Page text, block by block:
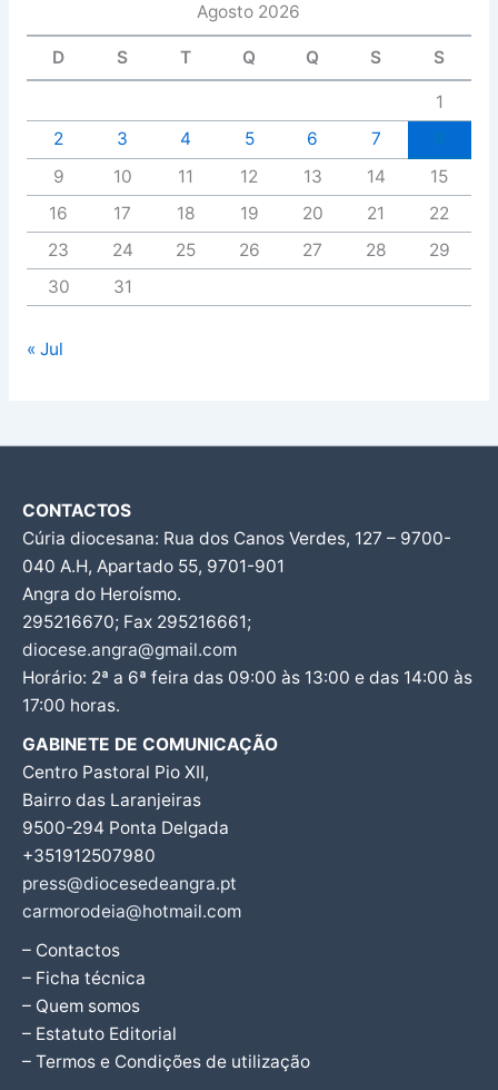
Agosto 2026
D S T Q Q S S
1
2
3 4 5 6 7
9
10 11 12 13 14
15
16
17 18 19 20 21
22
23
24 25 26 27 28
29
30
31
« Jul
CONTACTOS
Cúria diocesana: Rua dos Canos Verdes, 127 – 9700-
040 A.H, Apartado 55, 9701-901
Angra do Heroísmo.
295216670; Fax 295216661;
diocese.angra@gmail.com
Horário: 2ª a 6ª feira das 09:00 às 13:00 e das 14:00 às
17:00 horas.
GABINETE DE COMUNICAÇÃO
Centro Pastoral Pio XII,
Bairro das Laranjeiras
9500-294 Ponta Delgada
+351912507980
press@diocesedeangra.pt
carmorodeia@hotmail.com
– Contactos
– Ficha técnica
– Quem somos
– Estatuto Editorial
– Termos e Condições de utilização